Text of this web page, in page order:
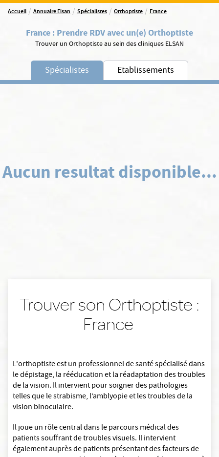
Accueil / Annuaire Elsan / Spécialistes / Orthoptiste / France
France : Prendre RDV avec un(e) Orthoptiste
Trouver un Orthoptiste au sein des cliniques ELSAN
Spécialistes Etablissements
Aucun resultat disponible...
Trouver son Orthoptiste :
France
L'orthoptiste est un professionnel de santé spécialisé dans
le dépistage, la rééducation et la réadaptation des troubles
de la vision. Il intervient pour soigner des pathologies
telles que le strabisme, l’amblyopie et les troubles de la
vision binoculaire.
Il joue un rôle central dans le parcours médical des
patients souffrant de troubles visuels. Il intervient
également auprès de patients présentant des facteurs de